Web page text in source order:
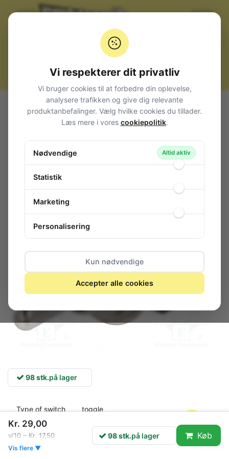
Alle produkter
Afbrydere og omskiftere
Vippe metalknebel (Toggle switch)
Miniature
1-pol
Toggle Switch 1-pol Moment (On)-Off-(On)
Toggle Switch 1-pol Moment (On)-Off-
147-468 / TSM123A1
98 stk.på lager
Type of switch
toggle
Number of
positions
Contacts
Kr. 29,00
v/10 – Kr. 17,50
Vis flere ▼
98 stk.på lager Køb
Vi respekterer dit privatliv
Vi bruger cookies til at forbedre din oplevelse,
analysere trafikken og give dig relevante
produktanbefalinger. Vælg hvilke cookies du tillader.
Læs mere i vores cookiepolitik.
Nødvendige Altid aktiv
Statistik
Marketing
Personalisering
Kun nødvendige
Accepter alle cookies